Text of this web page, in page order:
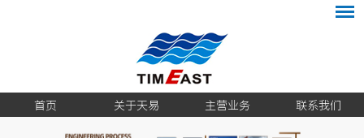
首页 关于天易 主营业务 联系我们